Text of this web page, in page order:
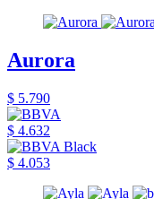
Aurora
$ 5.790
$ 4.632
$ 4.053